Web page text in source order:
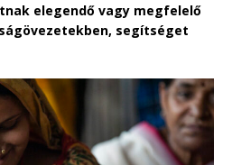
elegendő vagy megfelelő
segítséget